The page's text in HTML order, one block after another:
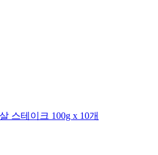
스테이크 100g x 10개